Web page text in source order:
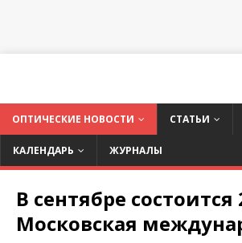
ОПТИЧЕСКИЕ НОВОСТИ СТАТЬИ
КАЛЕНДАРЬ ЖУРНАЛЫ
В сентябре состоится
Московская